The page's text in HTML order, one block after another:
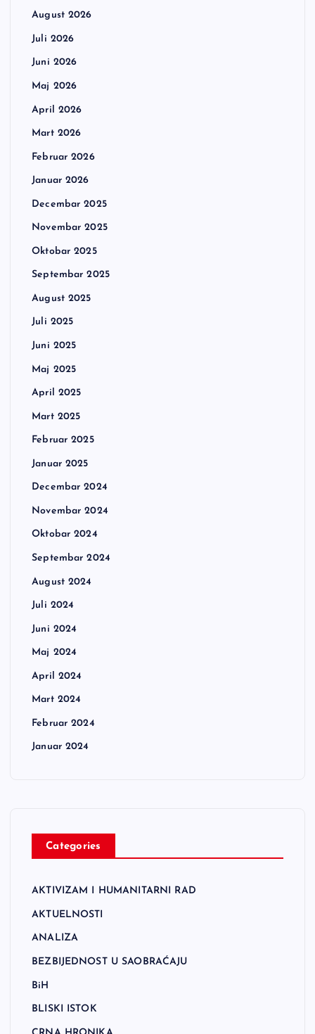
August 2026
Juli 2026
Juni 2026
Maj 2026
April 2026
Mart 2026
Februar 2026
Januar 2026
Decembar 2025
Novembar 2025
Oktobar 2025
Septembar 2025
August 2025
Juli 2025
Juni 2025
Maj 2025
April 2025
Mart 2025
Februar 2025
Januar 2025
Decembar 2024
Novembar 2024
Oktobar 2024
Septembar 2024
August 2024
Juli 2024
Juni 2024
Maj 2024
April 2024
Mart 2024
Februar 2024
Januar 2024
Categories
AKTIVIZAM I HUMANITARNI RAD
AKTUELNOSTI
ANALIZA
BEZBIJEDNOST U SAOBRAĆAJU
BiH
BLISKI ISTOK